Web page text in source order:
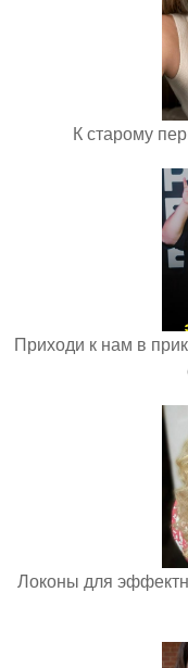
К старому
Приходи к нам в
Локоны для